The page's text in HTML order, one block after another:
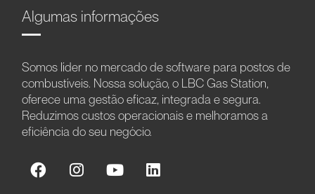
Algumas informações
Somos líder no mercado de software para postos de
combustíveis. Nossa solução, o LBC Gas Station,
oferece uma gestão eficaz, integrada e segura.
Reduzimos custos operacionais e melhoramos a
eficiência do seu negócio.